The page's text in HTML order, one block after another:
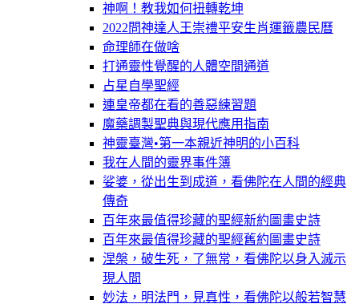
神啊！教我如何扭轉乾坤
2022問神達人王崇禮平安生肖運籤農民曆
命理師在做啥
打通靈性覺醒的人體空間通道
占星自學聖經
連皇帝都在看的善惡練習題
魔藥調製聖典與現代應用指南
神靈臺灣•第一本親近神明的小百科
我在人間的靈界事件簿
娑婆，從出生到成道，看佛陀在人間的經典
傳奇
百年來最值得珍藏的聖經新約圖畫史詩
百年來最值得珍藏的聖經舊約圖畫史詩
涅槃，破生死，了無常，看佛陀以身入滅示
現人間
妙法，明法門，見真性，看佛陀以般若智慧